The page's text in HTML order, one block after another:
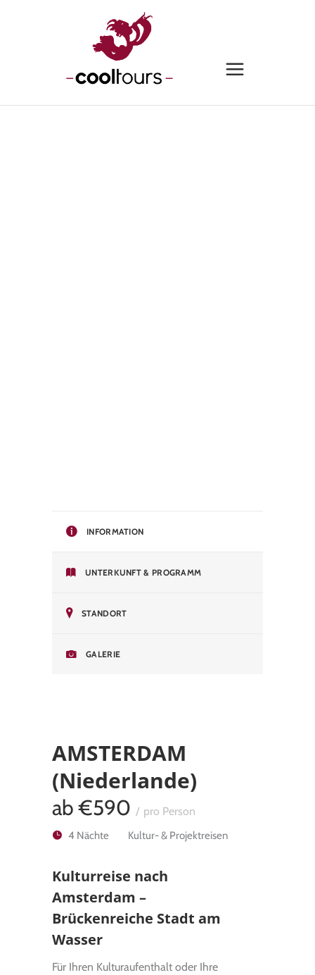
INFORMATION
UNTERKUNFT & PROGRAMM
STANDORT
GALERIE
AMS­TER­DAM
(Niederlande)
ab €590 pro Person
4 Nächte Kul­tur- & Pro­jekt­rei­sen
Kulturreise nach
Amsterdam –
Brückenreiche Stadt am
Wasser
Für Ihren Kulturaufenthalt oder Ihre